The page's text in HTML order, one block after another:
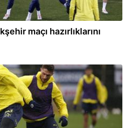
maçı hazırlıklarını